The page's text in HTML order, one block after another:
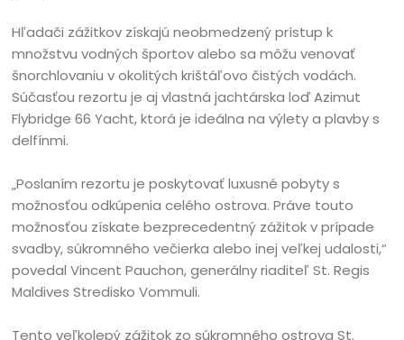
Hľadači zážitkov získajú neobmedzený prístup k
množstvu vodných športov alebo sa môžu venovať
šnorchlovaniu v okolitých krištáľovo čistých vodách.
Súčasťou rezortu je aj vlastná jachtárska loď Azimut
Flybridge 66 Yacht, ktorá je ideálna na výlety a plavby s
delfínmi.
„Poslaním rezortu je poskytovať luxusné pobyty s
možnosťou odkúpenia celého ostrova. Práve touto
možnosťou získate bezprecedentný zážitok v prípade
svadby, súkromného večierka alebo inej veľkej udalosti,“
povedal Vincent Pauchon, generálny riaditeľ St. Regis
Maldives Stredisko Vommuli.
Tento veľkolepý zážitok zo súkromného ostrova St.